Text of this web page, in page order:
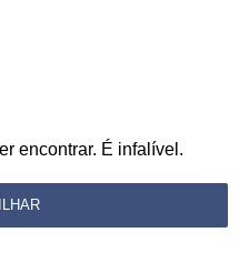
encontrar. É infalível.